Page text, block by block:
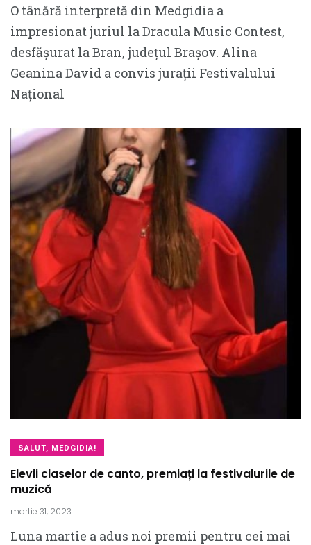
O tânără interpretă din Medgidia a
impresionat juriul la Dracula Music Contest,
desfășurat la Bran, județul Brașov. Alina
Geanina David a convis jurații Festivalului
Național
SALUT, MEDGIDIA!
Elevii claselor de canto, premiați la festivalurile de
muzică
martie 31, 2023
Luna martie a adus noi premii pentru cei mai